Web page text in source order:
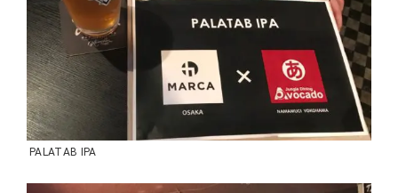
PALATAB IPA